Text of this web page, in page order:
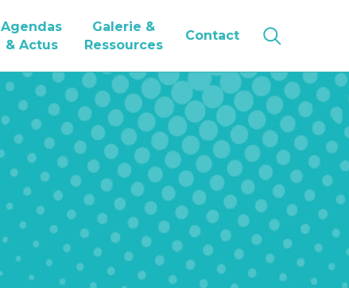
Agendas
& Actus
Galerie &
Ressources
Contact